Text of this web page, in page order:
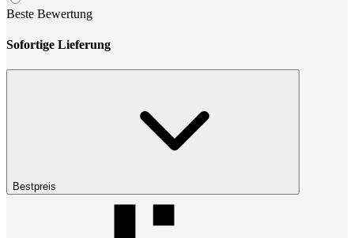
Beste Bewertung
Sofortige Lieferung
Bestpreis